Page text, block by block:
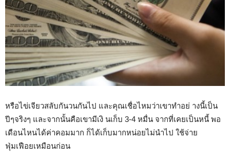
หรือไข่เจียวสลับกันวนกันไป และคุณเชื่อไหมว่าเขาทำอย่ างนี้เป็น
ปีๆจริงๆ และจากนั้นคือเขามีเงิ นเก็บ 3-4 หมื่น จากที่เคยเป็นหนี้ พอ
เดือนไหนได้ค่าคอมมาก ก็ได้เก็บมากหน่อยไม่นำไป ใช้จ่าย
ฟุ่มเฟือยเหมือนก่อน